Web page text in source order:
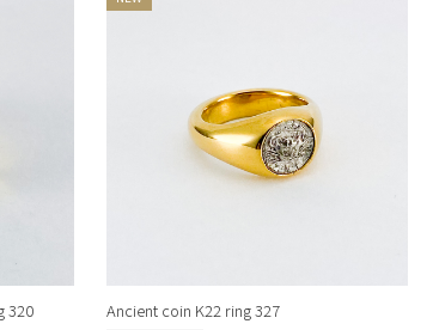
320 Ancient coin K22 ring 327